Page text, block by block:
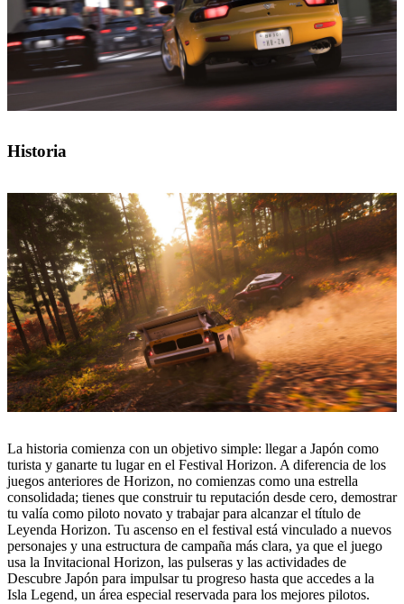
Historia
La historia comienza con un objetivo simple: llegar a Japón como
turista y ganarte tu lugar en el Festival Horizon. A diferencia de los
juegos anteriores de Horizon, no comienzas como una estrella
consolidada; tienes que construir tu reputación desde cero, demostrar
tu valía como piloto novato y trabajar para alcanzar el título de
Leyenda Horizon. Tu ascenso en el festival está vinculado a nuevos
personajes y una estructura de campaña más clara, ya que el juego
usa la Invitacional Horizon, las pulseras y las actividades de
Descubre Japón para impulsar tu progreso hasta que accedes a la
Isla Legend, un área especial reservada para los mejores pilotos.